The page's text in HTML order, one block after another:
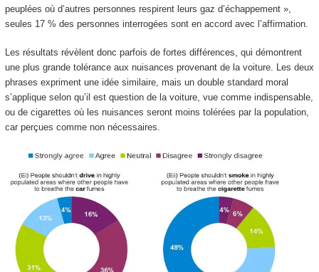
peuplées où d’autres personnes respirent leurs gaz d’échappement »,
seules 17 % des personnes interrogées sont en accord avec l’affirmation.
Les résultats révèlent donc parfois de fortes différences, qui démontrent
une plus grande tolérance aux nuisances provenant de la voiture. Les deux
phrases expriment une idée similaire, mais un double standard moral
s’applique selon qu’il est question de la voiture, vue comme indispensable,
ou de cigarettes où les nuisances seront moins tolérées par la population,
car perçues comme non nécessaires.